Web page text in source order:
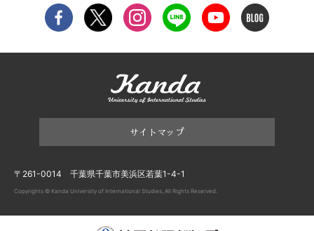
サイトマップ
〒261-0014 千葉県千葉市美浜区若葉1-4-1
Copyrights © Kanda University of International Studies, All Rights Reserved.